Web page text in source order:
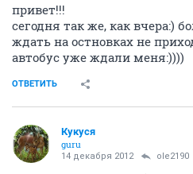
привет!!!
сегодня так же, как вчера:)
ждать на остновках не
автобус уже ждали меня:))))
ОТВЕТИТЬ
Кукуся
guru
14 декабря 2012 ole2190